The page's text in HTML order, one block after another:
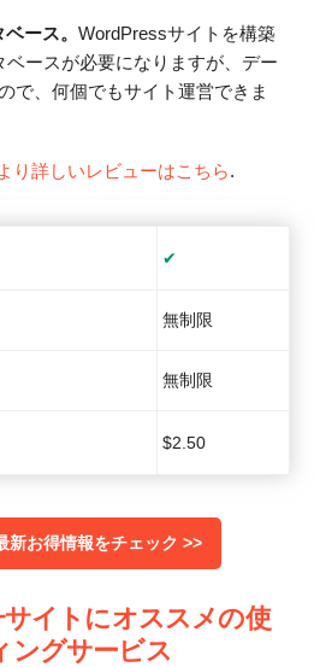
ース。 WordPressサイトを構築
ースが必要になりますが、デー
で、何個でもサイト運営できま
り詳しいレビューはこちら.
✔
無制限
無制限
$2.50
新お得情報をチェック >>
イトにオススメの使
ングサービス